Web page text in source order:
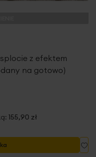
z efektem
na gotowo)
155,90 zł